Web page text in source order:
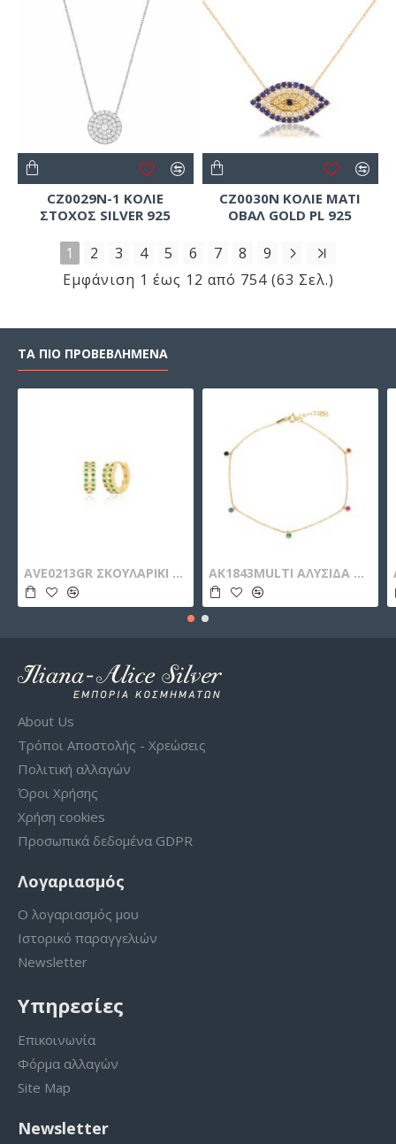
CZ0029N-1 ΚΟΛΙΕ
ΣΤΟΧΟΣ SILVER 925
CZ0030N ΚΟΛΙΕ ΜΑΤΙ
ΟΒΑΛ GOLD PL 925
1 2 3 4 5 6 7 8
9
Εμφάνιση 1 έως 12 από 754 (63 Σελ.)
ΤΑ ΠΙΟ ΠΡΟΒΕΒΛΗΜΕΝΑ
AVE0213GR ΣΚΟΥΛΑΡΙΚΙ ΚΡΙΚΟΣ ZIRGON GOLD PL 925 AK1843MULTI ΑΛΥΣΙΔΑ ΠΟΔΙΟΥ ZIRGON GOLD PL 925
About Us
Τρόποι Αποστολής - Χρεώσεις
Πολιτική αλλαγών
Όροι Χρήσης
Χρήση cookies
Προσωπικά δεδομένα GDPR
Λογαριασμός
Ο λογαριασμός μου
Ιστορικό παραγγελιών
Newsletter
Υπηρεσίες
Επικοινωνία
Φόρμα αλλαγών
Site Map
Newsletter